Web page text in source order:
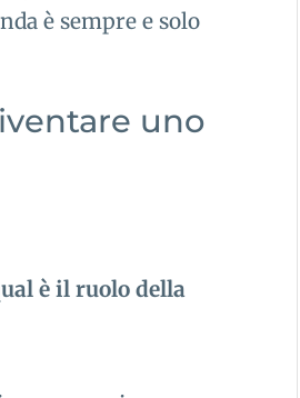
è sempre e solo
uno
è il ruolo della